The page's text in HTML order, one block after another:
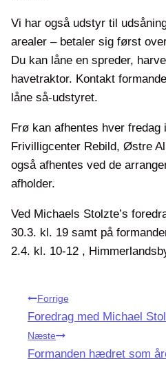
Vi har også udstyr til
arealer – betaler sig først
Du kan låne en spreder,
havetraktor. Kontakt
låne så-udstyret.
Frø kan afhentes hver
Frivilligcenter Rebild, Østre
også afhentes ved de
afholder.
Ved Michaels Stolzte’s
30.3. kl. 19 samt på
2.4. kl. 10-12 ,
Indlægsnavigation
Forrige
Foredrag med Michael
Næste
Formanden hædret som